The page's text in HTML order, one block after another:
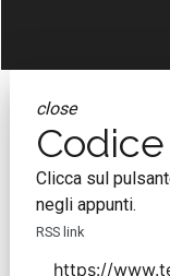
close
Codice
Clicca sul
negli appunti.
RSS link